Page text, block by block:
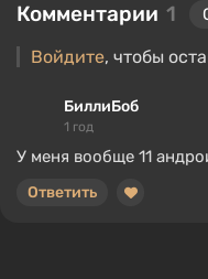
Комментарии 1
Войдите, чтобы
БиллиБоб
1 год
У меня вообще 11
Ответить